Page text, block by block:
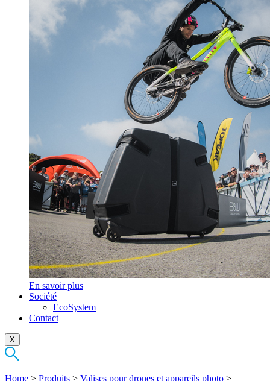
En savoir plus
Société
EcoSystem
Contact
X
Home > Produits > Valises pour drones et appareils photo >